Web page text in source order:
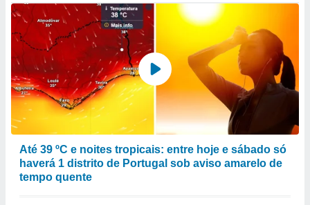
Até 39 ºC e noites tropicais: entre hoje e sábado só
haverá 1 distrito de Portugal sob aviso amarelo de
tempo quente